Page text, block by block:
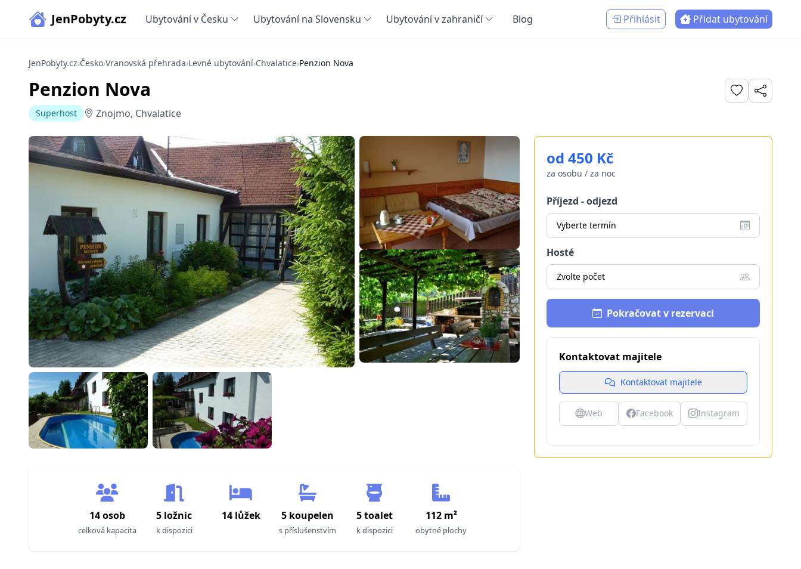
JenPobyty.cz Ubytování v Česku Ubytování na Slovensku Ubytování v zahraničí Blog Přihlásit Přidat ubytování
JenPobyty.cz›Česko›Vranovská přehrada›Levné ubytování›Chvalatice›Penzion Nova
Penzion Nova
Superhost Znojmo, Chvalatice
14 osob
celková kapacita
5 ložnic
k dispozici
14 lůžek 5 koupelen
s příslušenstvím
5 toalet
k dispozici
112 m²
obytné plochy
od 450 Kč
za osobu / za noc
Příjezd - odjezd
Vyberte termín
Hosté
Zvolte počet
Pokračovat v rezervaci
Kontaktovat majitele
Kontaktovat majitele
Web Facebook Instagram